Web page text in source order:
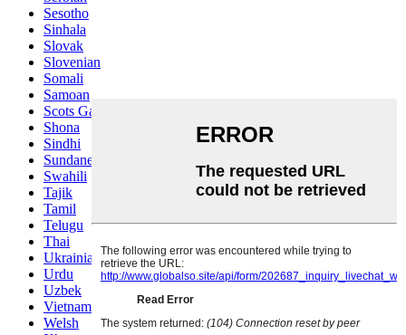
Sesotho
Sinhala
Slovak
Slovenian
Somali
Samoan
Scots Gaelic
Shona
Sindhi
Sundanese
Swahili
Tajik
Tamil
Telugu
Thai
Ukrainian
Urdu
Uzbek
Vietnamese
Welsh